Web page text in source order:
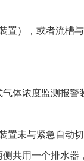
置），或者流槽
体浓度监测报
置未与紧急自动切
共用一个排水